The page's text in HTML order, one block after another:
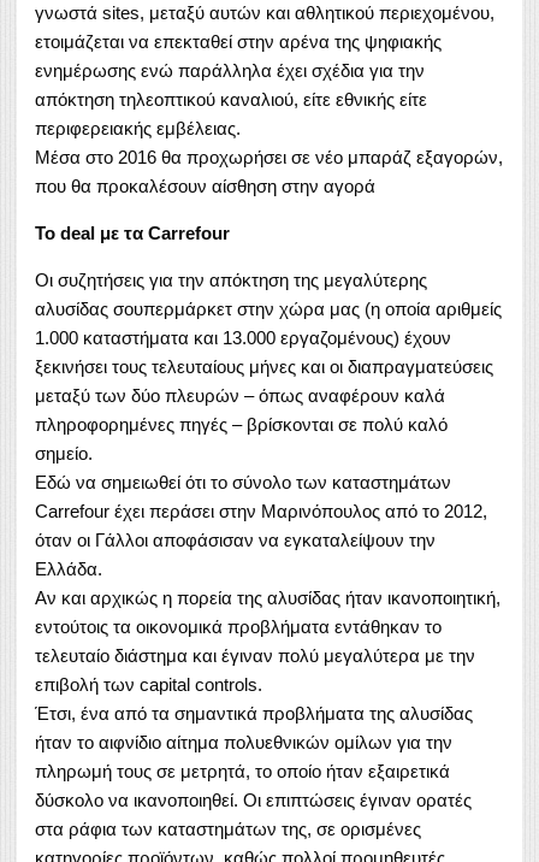
γνωστά sites, μεταξύ αυτών και αθλητικού περιεχομένου,
ετοιμάζεται να επεκταθεί στην αρένα της ψηφιακής
ενημέρωσης ενώ παράλληλα έχει σχέδια για την
απόκτηση τηλεοπτικού καναλιού, είτε εθνικής είτε
περιφερειακής εμβέλειας.
Μέσα στο 2016 θα προχωρήσει σε νέο μπαράζ εξαγορών,
που θα προκαλέσουν αίσθηση στην αγορά
Το deal με τα Carrefour
Οι συζητήσεις για την απόκτηση της μεγαλύτερης
αλυσίδας σουπερμάρκετ στην χώρα μας (η οποία αριθμείς
1.000 καταστήματα και 13.000 εργαζομένους) έχουν
ξεκινήσει τους τελευταίους μήνες και οι διαπραγματεύσεις
μεταξύ των δύο πλευρών – όπως αναφέρουν καλά
πληροφορημένες πηγές – βρίσκονται σε πολύ καλό
σημείο.
Εδώ να σημειωθεί ότι το σύνολο των καταστημάτων
Carrefour έχει περάσει στην Μαρινόπουλος από το 2012,
όταν οι Γάλλοι αποφάσισαν να εγκαταλείψουν την
Ελλάδα.
Αν και αρχικώς η πορεία της αλυσίδας ήταν ικανοποιητική,
εντούτοις τα οικονομικά προβλήματα εντάθηκαν το
τελευταίο διάστημα και έγιναν πολύ μεγαλύτερα με την
επιβολή των capital controls.
Έτσι, ένα από τα σημαντικά προβλήματα της αλυσίδας
ήταν το αιφνίδιο αίτημα πολυεθνικών ομίλων για την
πληρωμή τους σε μετρητά, το οποίο ήταν εξαιρετικά
δύσκολο να ικανοποιηθεί. Οι επιπτώσεις έγιναν ορατές
στα ράφια των καταστημάτων της, σε ορισμένες
κατηγορίες προϊόντων, καθώς πολλοί προμηθευτές